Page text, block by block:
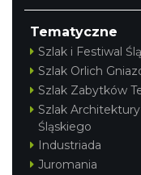
Tematyczne
Szlak i Festiwal
Szlak Orlich
Szlak Zabytków
Szlak
Śląskiego
Industriada
Juromania